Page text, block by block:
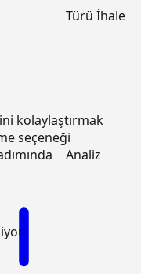
kolaylaştırmak
seçeneği
Türü İhale
Analiz